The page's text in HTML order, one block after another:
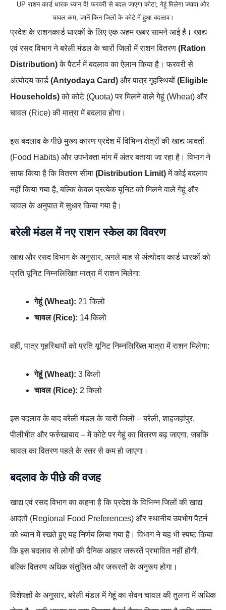
UP राशन कार्ड धारक ध्यान दें! फरवरी से बदल जाएगा कोटा; गेहूं मिलेगा ज्यादा और
चावल कम, जानें किन जिलों के कोटे में हुआ बदलाव।
प्रदेश के राशनकार्ड धारकों के लिए एक अहम खबर सामने आई है। खाद्य
एवं रसद विभाग ने बरेली मंडल के चारों जिलों में राशन वितरण (Ration
Distribution)के पैटर्न में बदलाव का ऐलान किया है। फरवरी से
अंत्योदय कार्ड (Antyodaya Card) और पात्र गृहस्थियों (Eligible
Households)को कोटे (Quota) पर मिलने वाले गेहूं (Wheat) और
चावल (Rice) की मात्रा में बदलाव होगा।
इस बदलाव के पीछे मुख्य कारण प्रदेश में विभिन्न क्षेत्रों की खाद्य आदतों
(Food Habits) और उपभोक्ता मांग में अंतर बताया जा रहा है। विभाग ने
साफ किया है कि वितरण सीमा (Distribution Limit)में कोई बदलाव
नहीं किया गया है, बल्कि केवल प्रत्येक यूनिट को मिलने वाले गेहूं और
चावल के अनुपात में सुधार किया गया है।
बरेली मंडल में नए राशन स्केल का विवरण
खाद्य और रसद विभाग के अनुसार, अगले माह से अंत्योदय कार्ड धारकों को
प्रति यूनिट निम्नलिखित मात्रा में राशन मिलेगा:
गेहूं (Wheat): 21 किलो
चावल (Rice): 14 किलो
वहीं, पात्र गृहस्थियों को प्रति यूनिट निम्नलिखित मात्रा में राशन मिलेगा:
गेहूं (Wheat): 3 किलो
चावल (Rice): 2 किलो
इस बदलाव के बाद बरेली मंडल के चारों जिलों – बरेली, शाहजहांपुर,
पीलीभीत और फर्रुखाबाद – में कोटे पर गेहूं का वितरण बढ़ जाएगा, जबकि
चावल का वितरण पहले के स्तर से कम हो जाएगा।
बदलाव के पीछे की वजह
खाद्य एवं रसद विभाग का कहना है कि प्रदेश के विभिन्न जिलों की खाद्य
आदतों (Regional Food Preferences) और स्थानीय उपभोग पैटर्न
को ध्यान में रखते हुए यह निर्णय लिया गया है। विभाग ने यह भी स्पष्ट किया
कि इस बदलाव से लोगों की दैनिक आहार जरूरतें प्रभावित नहीं होंगी,
बल्कि वितरण अधिक संतुलित और जरूरतों के अनुरूप होगा।
विशेषज्ञों के अनुसार, बरेली मंडल में गेहूं का सेवन चावल की तुलना में अधिक